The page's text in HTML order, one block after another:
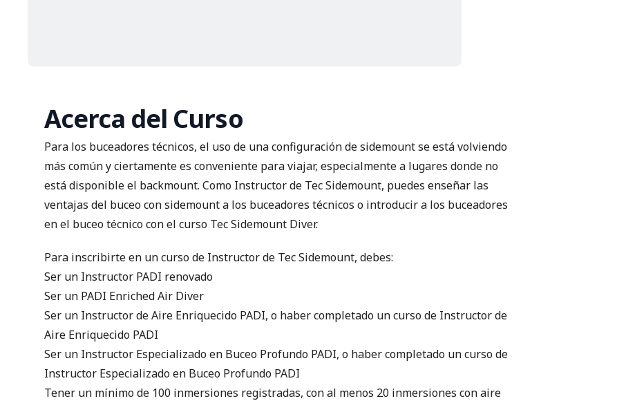
Acerca del Curso
Para los buceadores técnicos, el uso de una configuración de sidemount se está volviendo
más común y ciertamente es conveniente para viajar, especialmente a lugares donde no
está disponible el backmount. Como Instructor de Tec Sidemount, puedes enseñar las
ventajas del buceo con sidemount a los buceadores técnicos o introducir a los buceadores
en el buceo técnico con el curso Tec Sidemount Diver.
Para inscribirte en un curso de Instructor de Tec Sidemount, debes:
Ser un Instructor PADI renovado
Ser un PADI Enriched Air Diver
Ser un Instructor de Aire Enriquecido PADI, o haber completado un curso de Instructor de
Aire Enriquecido PADI
Ser un Instructor Especializado en Buceo Profundo PADI, o haber completado un curso de
Instructor Especializado en Buceo Profundo PADI
Tener un mínimo de 100 inmersiones registradas, con al menos 20 inmersiones con aire